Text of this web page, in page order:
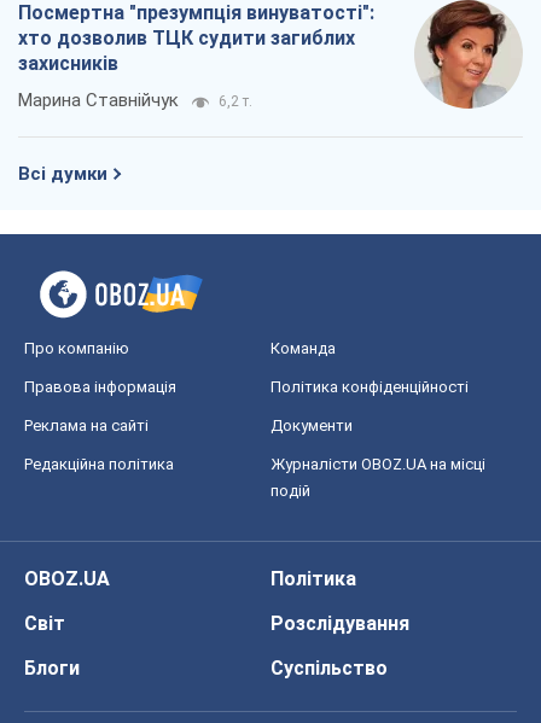
Посмертна "презумпція винуватості":
хто дозволив ТЦК судити загиблих
захисників
Марина Ставнійчук 6,2 т.
Всі думки
Про компанію Команда
Правова інформація Політика конфіденційності
Реклама на сайті Документи
Редакційна політика
Журналісти OBOZ.UA на місці
подій
OBOZ.UA
Політика
Світ
Розслідування
Блоги
Суспільство